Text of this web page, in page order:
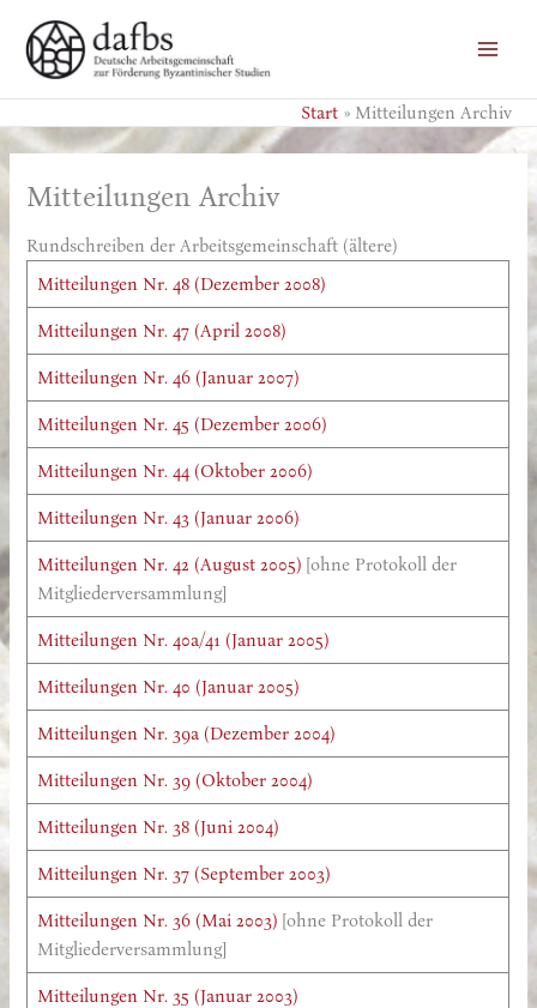
Inhalt
springen
Start
Mitteilungen Archiv
Mitteilungen Archiv
Rundschreiben der Arbeitsgemeinschaft (ältere)
Mitteilungen Nr. 48 (Dezember 2008)
Mitteilungen Nr. 47 (April 2008)
Mitteilungen Nr. 46 (Januar 2007)
Mitteilungen Nr. 45 (Dezember 2006)
Mitteilungen Nr. 44 (Oktober 2006)
Mitteilungen Nr. 43 (Januar 2006)
Mitteilungen Nr. 42 (August 2005)[ohne Protokoll der
Mitgliederversammlung]
Mitteilungen Nr. 40a/41 (Januar 2005)
Mitteilungen Nr. 40 (Januar 2005)
Mitteilungen Nr. 39a (Dezember 2004)
Mitteilungen Nr. 39 (Oktober 2004)
Mitteilungen Nr. 38 (Juni 2004)
Mitteilungen Nr. 37 (September 2003)
Mitteilungen Nr. 36 (Mai 2003)[ohne Protokoll der
Mitgliederversammlung]
Mitteilungen Nr. 35 (Januar 2003)